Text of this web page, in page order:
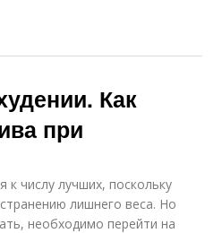
Как
при
к числу лучших, поскольку
лишнего веса. Но
необходимо перейти на